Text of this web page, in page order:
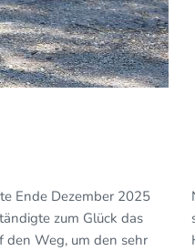
Ende Dezember 2025
zum Glück das
den Weg, um den sehr